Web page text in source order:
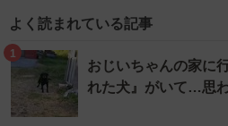
よく読まれている記事
1
おじいちゃんの家に
れた犬』がいて…思